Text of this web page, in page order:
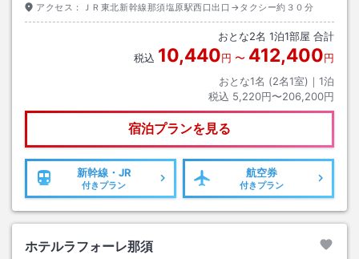
アクセス： ＪＲ東北新幹線那須塩原駅西口出口→タクシー約３０分
おとな2名 1泊1部屋 合計
税込 10,440円 〜 412,400円
おとな1名 (2名1室)｜ 1泊
税込 5,220円〜206,200円
宿泊プランを見る
新幹線・JR
付きプラン
航空券
付きプラン
ホテルラフォーレ那須